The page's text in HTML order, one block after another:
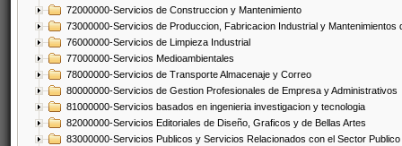
72000000-Servicios de Construccion y Mantenimiento
73000000-Servicios de Produccion, Fabricacion Industrial y Mantenimientos
76000000-Servicios de Limpieza Industrial
77000000-Servicios Medioambientales
78000000-Servicios de Transporte Almacenaje y Correo
80000000-Servicios de Gestion Profesionales de Empresa y Administrativos
81000000-Servicios basados en ingenieria investigacion y tecnologia
82000000-Servicios Editoriales de Diseño, Graficos y de Bellas Artes
83000000-Servicios Publicos y Servicios Relacionados con el Sector Publico